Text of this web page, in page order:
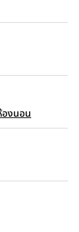
งนอน